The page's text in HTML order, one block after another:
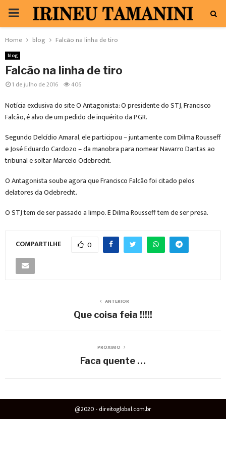
PRIMARY
MENU
Home blog Falcão na linha de tiro
blog
Falcão na linha de tiro
1 de julho de 2016 406
Notícia exclusiva do site O Antagonista: O presidente do STJ, Francisco
Falcão, é alvo de um pedido de inquérito da PGR.
Segundo Delcídio Amaral, ele participou – juntamente com Dilma Rousseff
e José Eduardo Cardozo – da manobra para nomear Navarro Dantas ao
tribunal e soltar Marcelo Odebrecht.
O Antagonista soube agora que Francisco Falcão foi citado pelos
delatores da Odebrecht.
O STJ tem de ser passado a limpo. E Dilma Rousseff tem de ser presa.
COMPARTILHE 0
ANTERIOR
Que coisa feia !!!!!
PRÓXIMO
Faca quente …
@2020 - direitoglobal.com.br